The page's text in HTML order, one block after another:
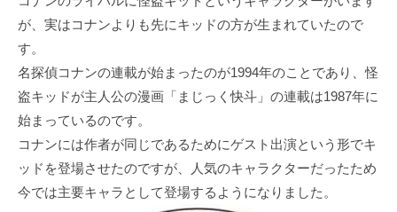
が、実はコナンよりも先にキッドの方が生まれていたので
す。
名探偵コナンの連載が始まったのが1994年のことであり、怪
盗キッドが主人公の漫画「まじっく快斗」の連載は1987年に
始まっているのです。
コナンには作者が同じであるためにゲスト出演という形でキ
ッドを登場させたのですが、人気のキャラクターだったため
今では主要キャラとして登場するようになりました。